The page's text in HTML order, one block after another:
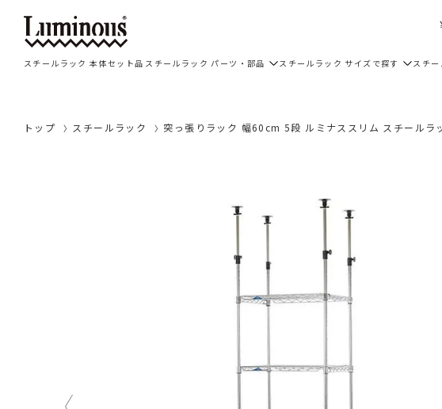
スチールラック 本体セット品 スチールラック パーツ・部品 スチールラック サイズで探す スチ
トップ スチールラック 突っ張りラック 幅60cm 5段 ルミナススリム スチール